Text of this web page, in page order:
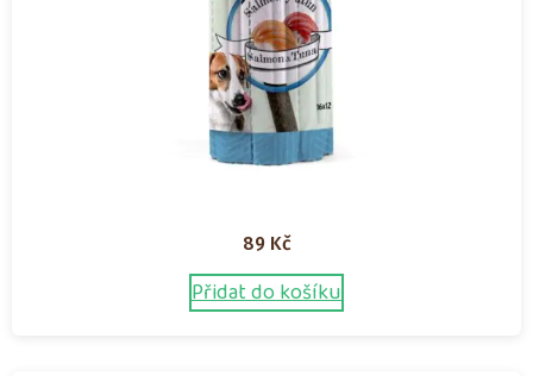
89 Kč
Přidat do košíku